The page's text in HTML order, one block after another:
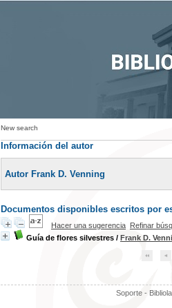
New search
Información del autor
Autor Frank D. Venning
Documentos disponibles escritos por
Hacer una sugerencia Refinar
Guía de flores silvestres / Frank D.
Soporte -